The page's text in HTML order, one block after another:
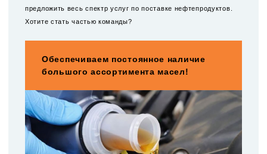
предложить весь спектр услуг по поставке нефтепродуктов.
Хотите стать частью команды?
Обеспечиваем постоянное наличие
большого ассортимента масел!